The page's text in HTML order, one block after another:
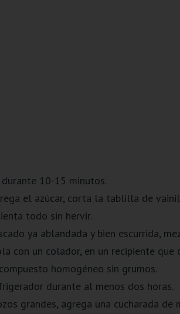
10-15 minutos.
el azúcar, corta la tablilla de
todo sin hervir.
ya ablandada y bien escurrida,
con un colador, en un recipiente que
homogéneo sin grumos.
durante al menos dos horas.
grandes, agrega una cucharada de